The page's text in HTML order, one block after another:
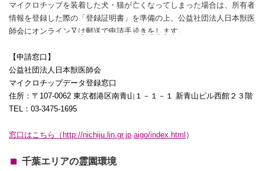
マイクロチップを装着した犬・猫が亡くなってしまった場合は、所有者
情報を登録した際の「登録証明書」を準備の上、公益社団法人日本獣医
師会にオンライン又は郵送で申請手続きをします。
【申請窓口】
公益社団法人日本獣医師会
マイクロチップデータ登録窓口
住所：〒 107-0062 東京都港区南青山１－１－１ 新青山ビル西館２３階
TEL ： 03-3475-1695
窓口はこちら（ http://nichiju.lin.gr.jp/aigo/index.html ）
千葉エリアの霊園環境